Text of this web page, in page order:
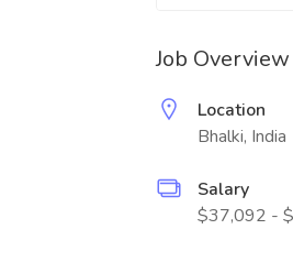
Job Overview
Location
Bhalki, India
Salary
$37,092 -